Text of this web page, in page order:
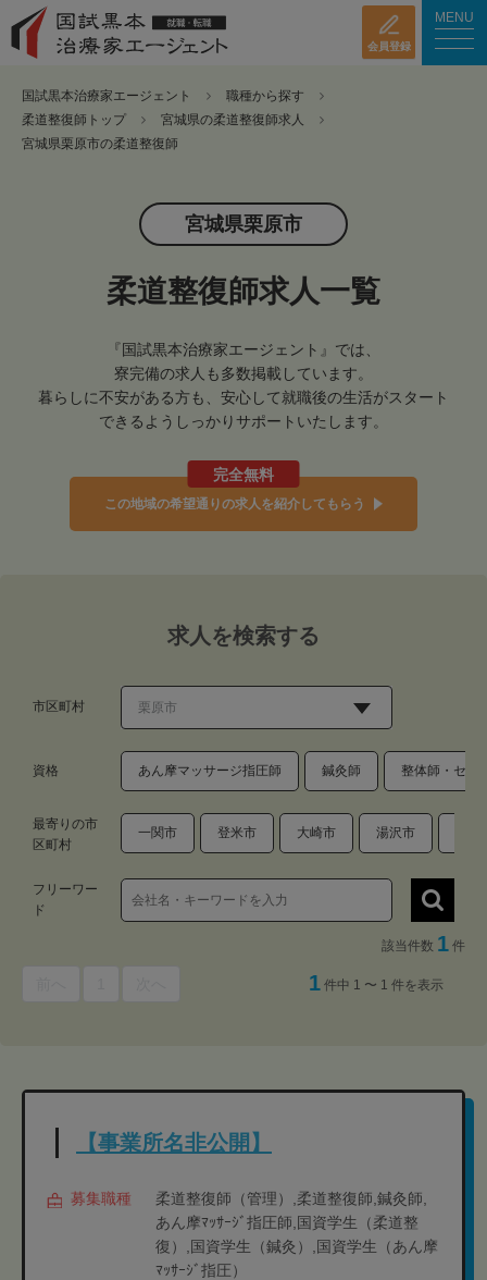
会員登録
MENU
国試黒本治療家エージェント
職種から探す
柔道整復師トップ
宮城県の柔道整復師求人
宮城県栗原市の柔道整復師
宮城県栗原市
柔道整復師求人一覧
『国試黒本治療家エージェント』では、
寮完備の求人も多数掲載しています。
暮らしに不安がある方も、安心して就職後の生活がスタート
できるようしっかりサポートいたします。
完全無料
この地域の希望通りの求人を紹介してもらう
求人を検索する
市区町村
資格 あん摩マッサージ指圧師 鍼灸師 整体師・セラ
最寄りの市
区町村
一関市 登米市 大崎市 湯沢市
フリーワー
ド
該当件数 1 件
1 件中 1 〜 1 件を表示
【事業所名非公開】
募集職種
柔道整復師（管理）,柔道整復師,鍼灸師,
あん摩ﾏｯｻｰｼﾞ指圧師,国資学生（柔道整
復）,国資学生（鍼灸）,国資学生（あん摩
ﾏｯｻｰｼﾞ指圧）